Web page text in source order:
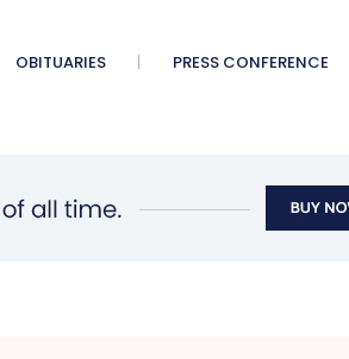
OBITUARIES PRESS CONFERENCE